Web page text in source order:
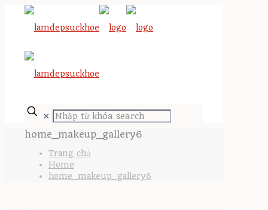
✕
home_makeup_gallery6
Trang chủ
Home
home_makeup_gallery6